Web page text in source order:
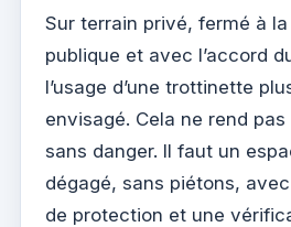
Sur terrain privé, fermé à
publique et avec l’accord
l’usage d’une trottinette
envisagé. Cela ne rend
sans danger. Il faut un
dégagé, sans piétons,
de protection et une